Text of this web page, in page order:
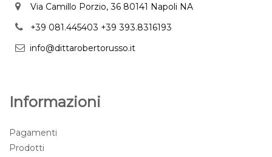
Via Camillo Porzio, 36 80141 Napoli NA
+39 081.445403 +39 393.8316193
info@dittarobertorusso.it
Informazioni
Pagamenti
Prodotti